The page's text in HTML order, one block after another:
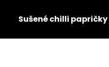
Sušené chilli papričky